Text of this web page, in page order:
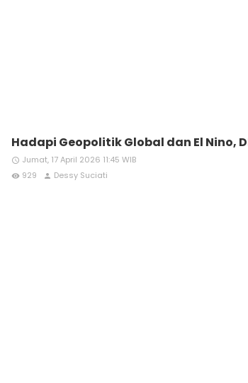
Hadapi Geopolitik Global dan El Nino,
access_time Jumat, 17 April 2026 11:45 WIB
remove_red_eye 929 person Dessy Suciati